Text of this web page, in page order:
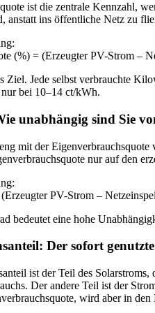
ist die zentrale Kennzahl,
anstatt ins öffentliche Netz zu
(%) = (Erzeugter PV-Strom –
Ziel. Jede selbst verbrauchte
bei 10–14 ct/kWh.
unabhängig sind Sie
mit der
nur auf den
PV-Strom –
bedeutet eine hohe
Der sofort
ist der Teil des
Der andere Teil ist der
wird aber in den